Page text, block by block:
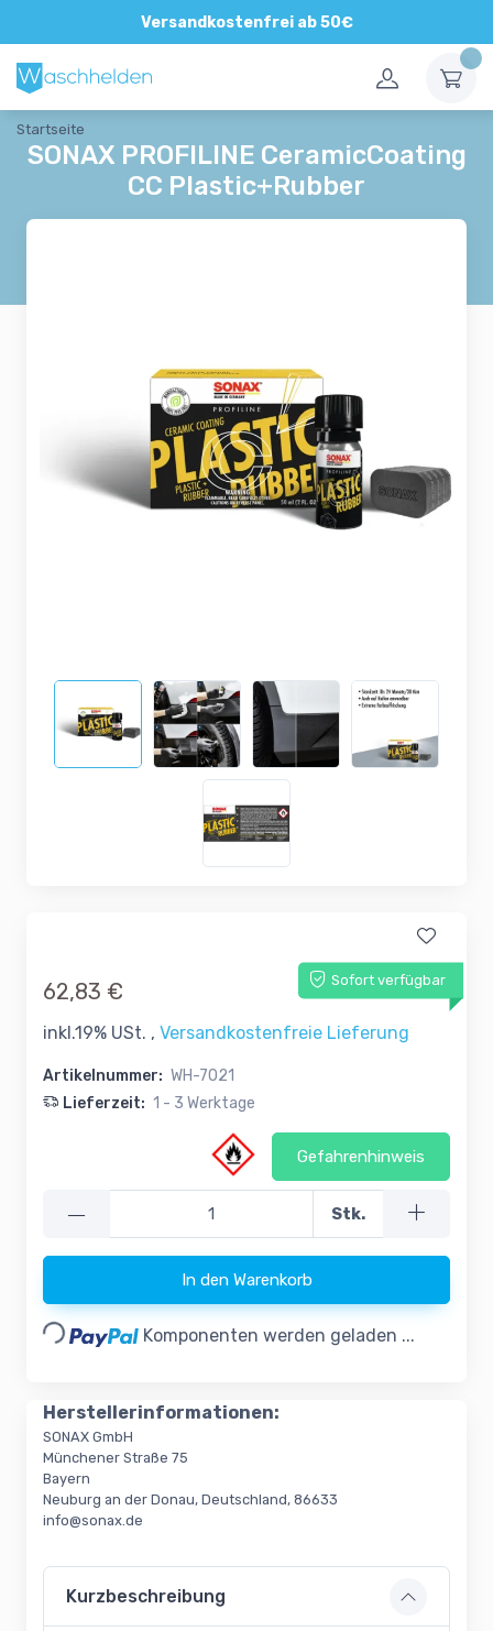
Versandkostenfrei ab 50€
Direkte und persönliche Beratung
Startseite
SONAX PROFILINE CeramicCoating
CC Plastic+Rubber
Sofort verfügbar
62,83 €
inkl.19% USt. , Versandkostenfreie Lieferung
Artikelnummer: WH-7021
Lieferzeit: 1 - 3 Werktage
Gefahrenhinweis
— Stk.
In den Warenkorb
Loading... Komponenten werden geladen ...
Herstellerinformationen:
SONAX GmbH
Münchener Straße 75
Bayern
Neuburg an der Donau, Deutschland, 86633
info@sonax.de
Kurzbeschreibung